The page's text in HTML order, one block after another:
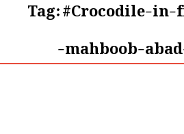
mahboob-